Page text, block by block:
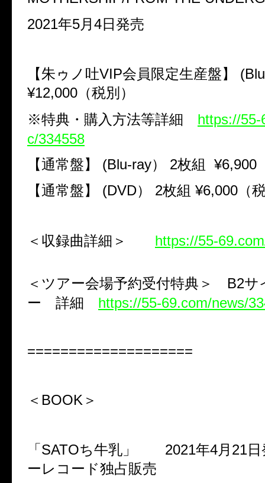
2021年5月4日発売
【朱ゥノ吐VIP会員限定生産盤】
¥12,000（税別）
※特典・購入方法等詳細 https://
c/334558
【通常盤】 (Blu-ray） 2枚組 ¥6,900
【通常盤】 (DVD） 2枚組 ¥6,000（
＜収録曲詳細＞ https://55-
＜ツアー会場予約受付特典＞ B2サ
ー 詳細 https://55-69.com/news/
====================
＜BOOK＞
「SATOち牛乳」 2021年4月
ーレコード独占販売